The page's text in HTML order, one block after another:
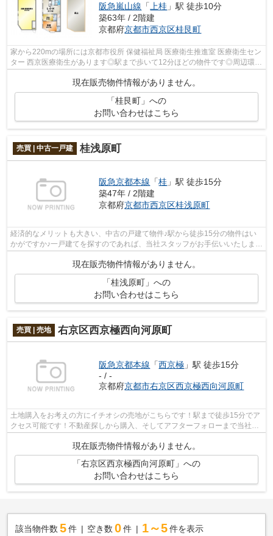
阪急嵐山線 「 上桂 」駅 徒歩10分
築63年 / 2階建
京都府京都市西京区桂艮町
家から220mの場所には京都市役所 保健福祉局 医療衛生推進室 医療衛生セン
ター 西京医療衛生があります◎駅まで歩いて12分ほどの物件です◎周辺環境
現在販売物件情報がありません。
「桂艮町」への
お問い合わせはこちら
売買 | 中古一戸建 桂浅原町
阪急京都本線 「桂 」駅 徒歩15分
築47年 / 2階建
京都府京都市西京区桂浅原町
経済的なメリットも大きい、中古の戸建て物件♪駅から徒歩15分の物件はい
かがですか♪一戸建てを探すのであれば、当社スタッフがお手伝いいたします
♪京都市西京区の阪急京都本線桂周辺に...
現在販売物件情報がありません。
「桂浅原町」への
お問い合わせはこちら
売買 | 売地 右京区西京極西向河原町
阪急京都本線 「西京極 」駅 徒歩15分
- / -
京都府京都市右京区西京極西向河原町
土地購入をお考えの方にイチオシの売地がこちらです！駅まで徒歩15分でア
クセス可能です！不動産探しから購入、そしてアフターフォローまで当社が
親切丁寧にサポートいたします！地元...
現在販売物件情報がありません。
「右京区西京極西向河原町」への
お問い合わせはこちら
該当物件数 5件 空き数 0 件 1～5 件を表示